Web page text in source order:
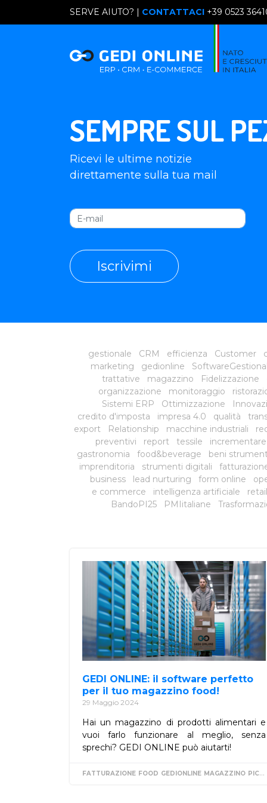
SERVE AIUTO? | CONTATTACI +39 0523
SEMPRE SUL
Ricevi le ultime notizie
direttamente sulla tua mail
Iscrivimi
gestionale CRM efficienza Customer
marketing
gedionline
trattative
magazzino Fidelizzazione
organizzazione
monitoraggio
Sistemi ERP
Ottimizzazione
credito d'imposta
impresa 4.0 qualità
export
Relationship macchine industriali
preventivi
report tessile
incrementare
gastronomia
food&beverage
beni
imprenditoria
strumenti digitali
business
lead nurturing form online
e commerce
intelligenza artificiale
BandoPI25
PMIitaliane
GEDI ONLINE: il software perfetto
per il tuo magazzino food!
29 Maggio 2024
Hai un magazzino di prodotti alimentari e
vuoi farlo funzionare al meglio, senza
sprechi? GEDI ONLINE può aiutarti!
FATTURAZIONE FOOD GEDIONLINE MAGAZZINO PICKING